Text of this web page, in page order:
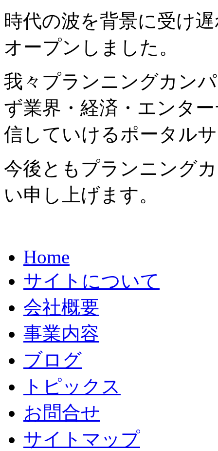
時代の波を背景に受け
オープンしました。
我々プランニングカン
ず業界・経済・エンタ
信していけるポータル
今後ともプランニング
い申し上げます。
Home
サイトについて
会社概要
事業内容
ブログ
トピックス
お問合せ
サイトマップ